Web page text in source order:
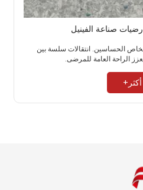
الحساسين. انتقالات سلسة بين
الراحة العامة للمرضى.
أكثر+